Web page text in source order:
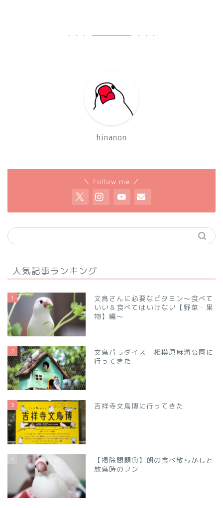
hinanon
＼ Follow me ／
人気記事ランキング
1
文鳥さんに必要なビタミン～食べて
いい＆食べてはいけない【野菜・果
物】編～
2
文鳥パラダイス 相模原麻溝公園に
行ってきた
3 吉祥寺文鳥博に行ってきた
4
【掃除問題①】餌の食べ散らかしと
放鳥時のフン